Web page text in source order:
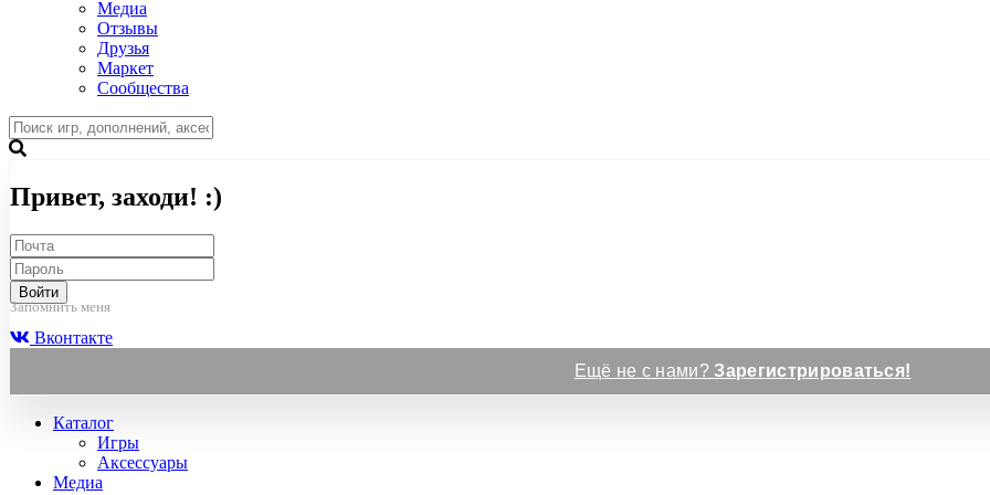
Медиа
Отзывы
Друзья
Маркет
Сообщества
Привет, заходи! :)
Войти
Запомнить меня
Вконтакте
Ещё не с нами?Зарегистрироваться!
Каталог
Игры
Аксессуары
Медиа